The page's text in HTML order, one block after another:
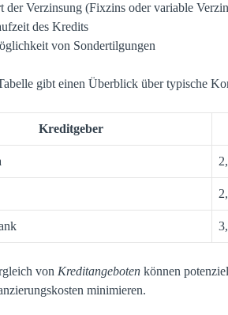
der Verzinsung (Fixzins oder variable
des Kredits
von Sondertilgungen
gibt einen Überblick über typische
Kreditgeber
von Kreditangeboten können
minimieren.